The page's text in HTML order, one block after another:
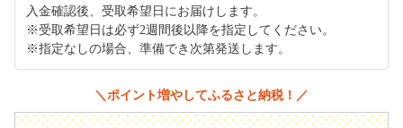
入金確認後、受取希望日にお届けします。
※受取希望日は必ず2週間後以降を指定してください。
※指定なしの場合、準備でき次第発送します。
＼ポイント増やしてふるさと納税！／